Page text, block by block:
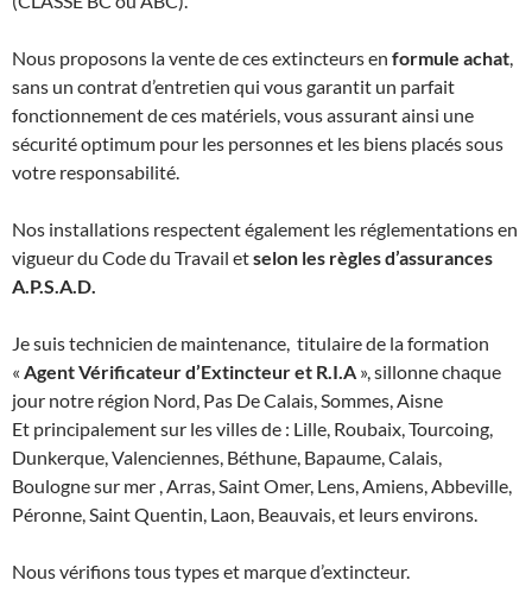
Nous proposons la vente de ces extincteurs en formule achat
sans un contrat d’entretien qui vous garantit un parfait
fonctionnement de ces matériels, vous assurant ainsi une
sécurité optimum pour les personnes et les biens placés sous
votre responsabilité.
Nos installations respectent également les réglementations en
vigueur du Code du Travail etselon les règles d’assurances
A.P.S.A.D.
Je suis technicien de maintenance, titulaire de la formation
« Agent Vérificateur d’Extincteur et R.I.A », sillonne chaque
jour notre région Nord, Pas De Calais, Sommes, Aisne
Et principalement sur les villes de : Lille, Roubaix, Tourcoing,
Dunkerque, Valenciennes, Béthune, Bapaume, Calais,
Boulogne sur mer , Arras, Saint Omer, Lens, Amiens, Abbeville,
Péronne, Saint Quentin, Laon, Beauvais, et leurs environs.
Nous vérifions tous types et marque d’extincteur.